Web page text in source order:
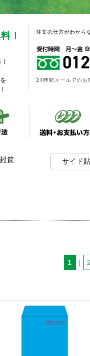
！ 注文の仕方がわから
24時間メールでのお
筒
1 | 2